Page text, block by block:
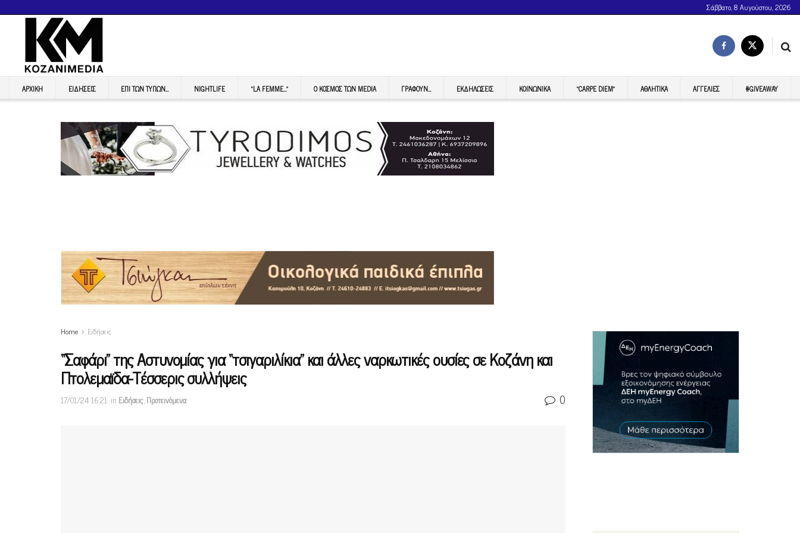
Σάββατο, 8 Αυγούστου, 2026
ΑΡΧΙΚΉ ΕΙΔΉΣΕΙΣ ΕΠI ΤΩΝ ΤΥΠΩΝ… NIGHTLIFE “LA FEMME…” Ο ΚΟΣΜΟΣ ΤΩΝ MEDIA ΓΡΆΦΟΥΝ… ΕΚΔΗΛΏΣΕΙΣ ΚΟΙΝΩΝΙΚΆ “CARPE DIEM” ΑΘΛΗΤΙΚΆ ΑΓΓΕΛΊΕΣ #GIVEAWAY
Home Ειδήσεις
“Σαφάρι” της Αστυνομίας για “τσιγαριλίκια” και άλλες ναρκωτικές ουσίες σε Κοζάνη και
Πτολεμαϊδα-Τέσσερις συλλήψεις
17/01/24 16:21 in Ειδήσεις,Προτεινόμενα 0